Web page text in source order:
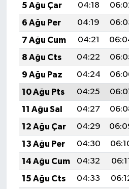
5 Ağu Çar
04:18
6 Ağu Per
04:19
7 Ağu Cum
04:21
8 Ağu Cts
04:22
9 Ağu Paz
04:24
10 Ağu Pts
04:25
11 Ağu Sal
04:27
12 Ağu Çar
04:29
13 Ağu Per
04:30
14 Ağu Cum
04:32 06:11
15 Ağu Cts
04:33